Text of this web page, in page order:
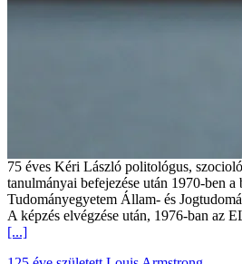
75 éves Kéri László politológus,
tanulmányai befejezése után 1970-ben
Tudományegyetem Állam- és
A képzés elvégzése után, 1976-ban az
[...]